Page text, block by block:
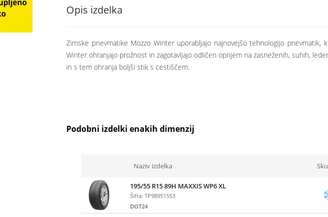
Opis izdelka
Zimske pnevmatike Mozzo Winter uporabljajo najnovejšo tehnologijo
Winter ohranjajo prožnost in zagotavljajo odličen oprijem na zasneženih, suhih,
in s tem ohranja boljši stik s cestiščem.
Podobni izdelki enakih dimenzij
Naziv izdelka
195/55 R15 89H MAXXIS WP6 XL
Šifra: TP98951553
DOT24